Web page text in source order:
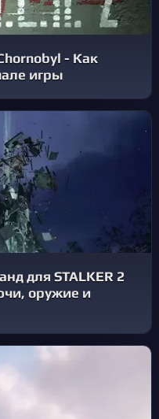
- Как
игры
для STALKER 2
оружие и